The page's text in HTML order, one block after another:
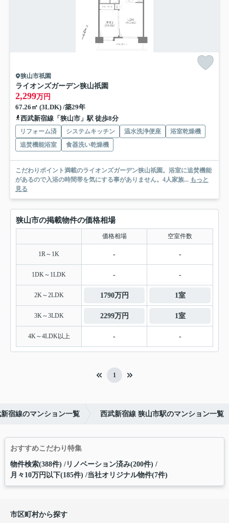
狭山市祇園
ライオンズガーデン狭山祇園
2,299万円
67.26㎡ (3LDK) /築29年
西武新宿線「狭山市」駅 徒歩8分
リフォーム済 システムキッチン 温水洗浄便座
浴室乾燥機
追焚機能浴室
食器洗い乾燥機
こだわりポイント満載のライオンズガーデン狭山祇園。浴室に追焚機能
があるので入浴の時間帯を気にする事がありません。4人家族... もっと
見る
狭山市の掲載物件の価格相場
価格相場 空室件数
1R～1K - -
1DK～1LDK - -
2K～2LDK 1790万円 1室
3K～3LDK 2299万円 1室
4K～4LDK以上 - -
1
宿線のマンション一覧 西武新宿線 狭山市駅のマンション一覧
おすすめこだわり特集
物件検索(388件) リノベーション済み(200件)
月々10万円以下(185件) 当社オリジナル物件(7件)
市区町村から探す